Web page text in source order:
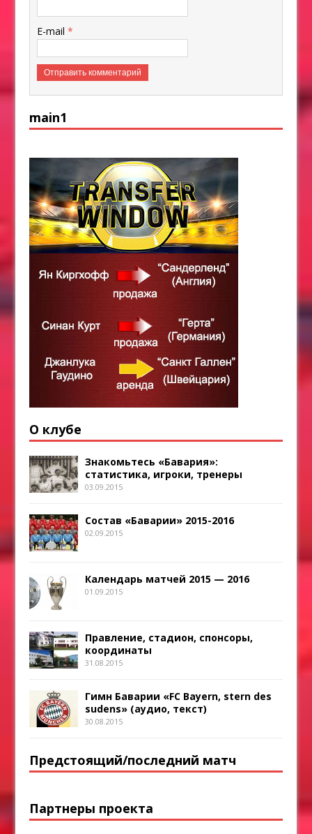
E-mail*
main1
О клубе
Знакомьтесь «Бавария»:
статистика, игроки, тренеры
03.09.2015
Состав «Баварии» 2015-2016
02.09.2015
Календарь матчей 2015 — 2016
01.09.2015
Правление, стадион, спонсоры,
координаты
31.08.2015
Гимн Баварии «FC Bayern, stern des
sudens» (аудио, текст)
30.08.2015
Предстоящий/последний матч
Партнеры проекта